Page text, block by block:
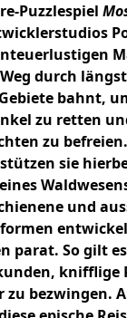
Puzzlespiel
durch
bahnt,
zu retten
zu
sie
und
parat. So gilt
knifflige
zu bezwingen.